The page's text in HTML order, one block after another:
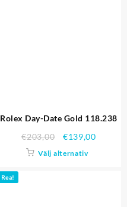
Rolex Day-Date Gold 118.238
€203,00 €139,00
Välj alternativ
Rea!